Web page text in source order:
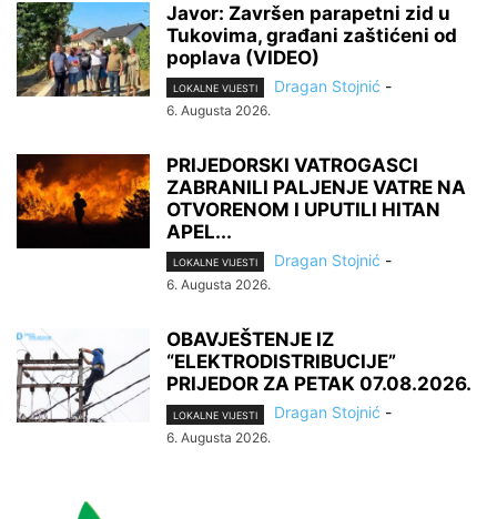
Javor: Završen parapetni zid u
Tukovima, građani zaštićeni od
poplava (VIDEO)
LOKALNE VIJESTI Dragan Stojnić -
6. Augusta 2026.
PRIJEDORSKI VATROGASCI
ZABRANILI PALJENJE VATRE NA
OTVORENOM I UPUTILI HITAN
APEL...
LOKALNE VIJESTI Dragan Stojnić -
6. Augusta 2026.
OBAVJEŠTENJE IZ
“ELEKTRODISTRIBUCIJE”
PRIJEDOR ZA PETAK 07.08.2026.
LOKALNE VIJESTI Dragan Stojnić -
6. Augusta 2026.